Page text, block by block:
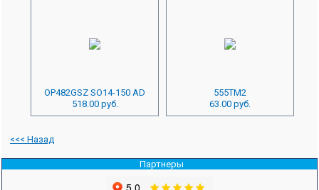
OP482GSZ SO14-150 AD
518.00 руб.
555ТМ2
63.00 руб.
<<< Назад
Партнеры